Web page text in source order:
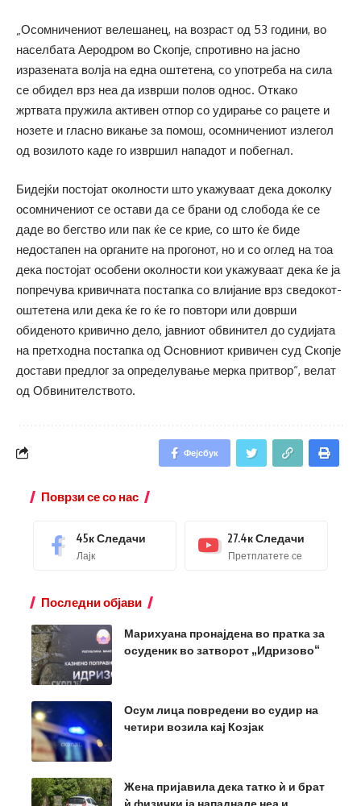
„Осомничениот велешанец, на возраст од 53 години, во
населбата Аеродром во Скопје, спротивно на јасно
изразената волја на една оштетена, со употреба на сила
се обидел врз неа да изврши полов однос. Откако
жртвата пружила активен отпор со удирање со рацете и
нозете и гласно викање за помош, осомничениот излегол
од возилото каде го извршил нападот и побегнал.
Бидејќи постојат околности што укажуваат дека доколку
осомничениот се остави да се брани од слобода ќе се
даде во бегство или пак ќе се крие, со што ќе биде
недостапен на органите на прогонот, но и со оглед на тоа
дека постојат особени околности кои укажуваат дека ќе ја
попречува кривичната постапка со влијание врз сведокот-
оштетена или дека ќе го ќе го повтори или доврши
обиденото кривично дело, јавниот обвинител до судијата
на претходна постапка од Основниот кривичен суд Скопје
достави предлог за определување мерка притвор“, велат
од Обвинителството.
Фејсбук
Поврзи се со нас
45кСледачи
Лајк
27.4кСледачи
Претплатете се
Последни објави
Марихуана пронајдена во пратка за
осуденик во затворот „Идризово“
Осум лица повредени во судир на
четири возила кај Козјак
Жена пријавила дека татко ѝ и брат
ѝ физички ја нападнале неа и